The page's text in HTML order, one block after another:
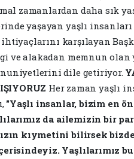
zamanlardan daha sık
yaşayan yaşlı
karşılayan
ve alakadan memnun olan
dile getiriyor.
Her zaman yaşlı
"Yaşlı insanlar, bizim en
da ailemizin bir
kıymetini bilirsek
Yaşlılarımız bu